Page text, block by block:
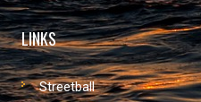
LINKS
Streetball